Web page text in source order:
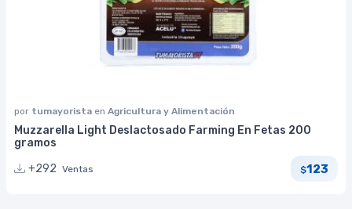
por tumayorista en Agricultura y Alimentación
Muzzarella Light Deslactosado Farming En Fetas 200
gramos
+292 Ventas $123